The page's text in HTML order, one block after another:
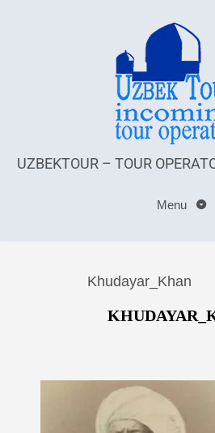
UZBEKTOUR – TOUR
Menu
Khudayar_Khan